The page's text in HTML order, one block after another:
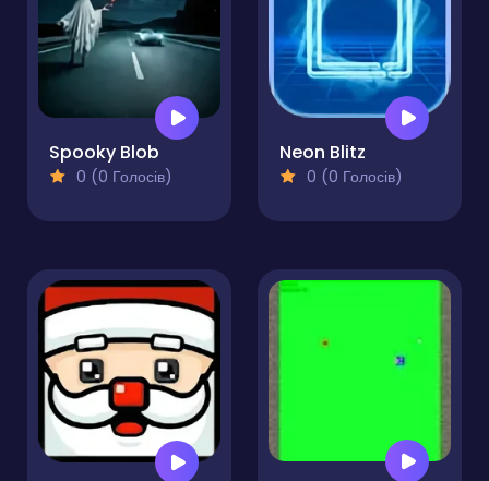
Spooky Blob
0 (0 Голосів)
Neon Blitz
0 (0 Голосів)